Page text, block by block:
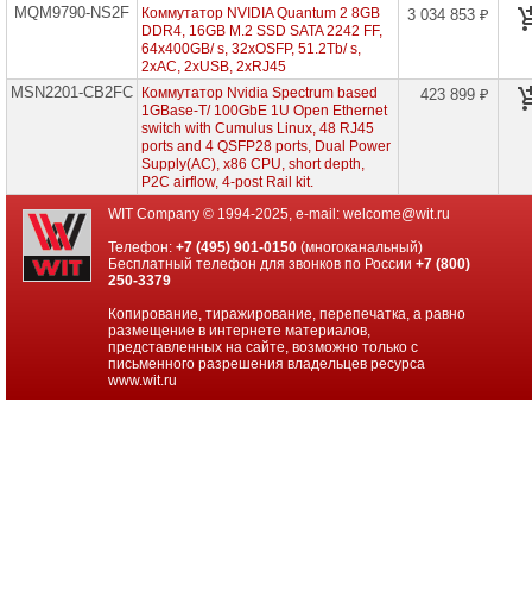
Проекторы
проекторов
Моноблоки
Brand
Name
Компьютеры
Принтеры
MQM9790-NS2F
Коммутатор NVIDIA Quantum 2 8GB
DDR4, 16GB M.2 SSD SATA 2242 FF,
64x400GB/ s, 32xOSFP, 51.2Tb/ s,
2xAC, 2xUSB, 2xRJ45
3 034 853 ₽
MSN2201-CB2FC
Коммутатор Nvidia Spectrum based
1GBase-T/ 100GbE 1U Open Ethernet
switch with Cumulus Linux, 48 RJ45
ports and 4 QSFP28 ports, Dual Power
Supply(AC), x86 CPU, short depth,
P2C airflow, 4-post Rail kit.
423 899 ₽
WIT Company © 1994-2025, e-mail: welcome@wit.ru
Телефон:+7 (495) 901-0150 (многоканальный)
Бесплатный телефон для звонков по России+7 (800)
250-3379
Копирование, тиражирование, перепечатка, а равно
размещение в интернете материалов,
представленных на сайте, возможно только с
письменного разрешения владельцев ресурса
www.wit.ru